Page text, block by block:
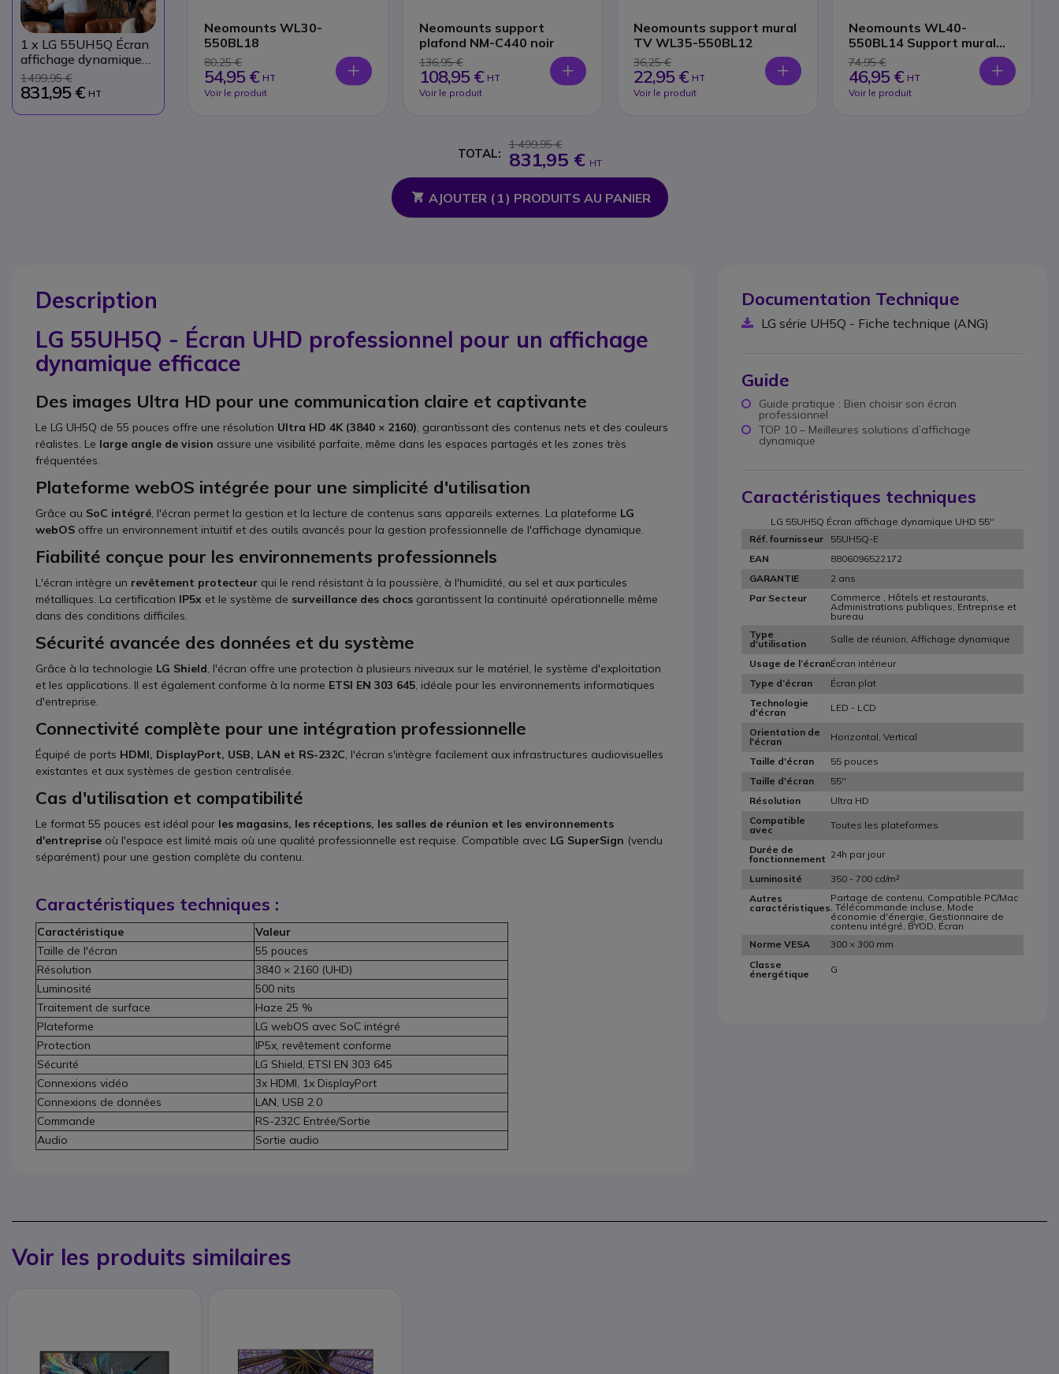
1 x LG 55UH5Q Écran
affichage dynamique
UHD 55''
1 499,95 €
831,95 € HT
Neomounts WL30-
550BL18
80,25 €
54,95 € HT
Voir le produit
Neomounts support
plafond NM-C440 noir
136,95 €
108,95 € HT
Voir le produit
Neomounts support mural
TV WL35-550BL12
36,25 €
22,95 € HT
Voir le produit
Neomounts WL40-
550BL14 Support mural
32-55''
74,95 €
46,95 € HT
Voir le produit
TOTAL:
1 499,95 €
831,95 € HT
AJOUTER ( 1) PRODUITS AU PANIER
Description
LG 55UH5Q - Écran UHD professionnel pour un affichage
dynamique efficace
Des images Ultra HD pour une communication claire et captivante
Le LG UH5Q de 55 pouces offre une résolution Ultra HD 4K (3840 × 2160), garantissant des contenus nets et des couleurs
réalistes. Le large angle de vision assure une visibilité parfaite, même dans les espaces partagés et les zones très
fréquentées.
Plateforme webOS intégrée pour une simplicité d'utilisation
Grâce au SoC intégré, l'écran permet la gestion et la lecture de contenus sans appareils externes. La plateforme LG
webOS offre un environnement intuitif et des outils avancés pour la gestion professionnelle de l'affichage dynamique.
Fiabilité conçue pour les environnements professionnels
L'écran intègre un revêtement protecteur qui le rend résistant à la poussière, à l'humidité, au sel et aux particules
métalliques. La certification IP5x et le système de surveillance des chocs garantissent la continuité opérationnelle même
dans des conditions difficiles.
Sécurité avancée des données et du système
Grâce à la technologie LG Shield, l'écran offre une protection à plusieurs niveaux sur le matériel, le système d'exploitation
et les applications. Il est également conforme à la norme ETSI EN 303 645, idéale pour les environnements informatiques
d'entreprise.
Connectivité complète pour une intégration professionnelle
Équipé de ports HDMI, DisplayPort, USB, LAN et RS-232C, l'écran s'intègre facilement aux infrastructures audiovisuelles
existantes et aux systèmes de gestion centralisée.
Cas d'utilisation et compatibilité
Le format 55 pouces est idéal pour les magasins, les réceptions, les salles de réunion et les environnements
d'entreprise où l'espace est limité mais où une qualité professionnelle est requise. Compatible avec LG SuperSign (vendu
séparément) pour une gestion complète du contenu.
Caractéristiques techniques :
Caractéristique
Valeur
Taille de l'écran
55 pouces
Résolution
3840 × 2160 (UHD)
Luminosité
500 nits
Traitement de surface
Haze 25 %
Plateforme
LG webOS avec SoC intégré
Protection
IP5x, revêtement conforme
Sécurité
LG Shield, ETSI EN 303 645
Connexions vidéo
3x HDMI, 1x DisplayPort
Connexions de données
LAN, USB 2.0
Commande
RS-232C Entrée/Sortie
Audio
Sortie audio
Documentation Technique
LG série UH5Q - Fiche technique (ANG)
Guide
Guide pratique : Bien choisir son écran
professionnel
TOP 10 – Meilleures solutions d’affichage
dynamique
Caractéristiques techniques
LG 55UH5Q Écran affichage dynamique UHD 55''
Réf. fournisseur
55UH5Q-E
EAN
8806096522172
GARANTIE
2 ans
Par Secteur
Commerce , Hôtels et restaurants,
Administrations publiques, Entreprise et
bureau
Type
d'utilisation
Salle de réunion, Affichage dynamique
Usage de l’écranÉcran intérieur
Type d’écran
Écran plat
Technologie
d'écran
LED - LCD
Orientation de
l'écran
Horizontal, Vertical
Taille d'écran
55 pouces
Taille d'écran
55''
Résolution
Ultra HD
Compatible
avec
Toutes les plateformes
Durée de
fonctionnement 24h par jour
Luminosité
350 - 700 cd/m²
Autres
caractéristiques
Partage de contenu, Compatible PC/Mac
, Télécommande incluse, Mode
économie d'énergie, Gestionnaire de
contenu intégré, BYOD, Écran
Norme VESA
300 × 300 mm
Classe
énergétique
G
Voir les produits similaires